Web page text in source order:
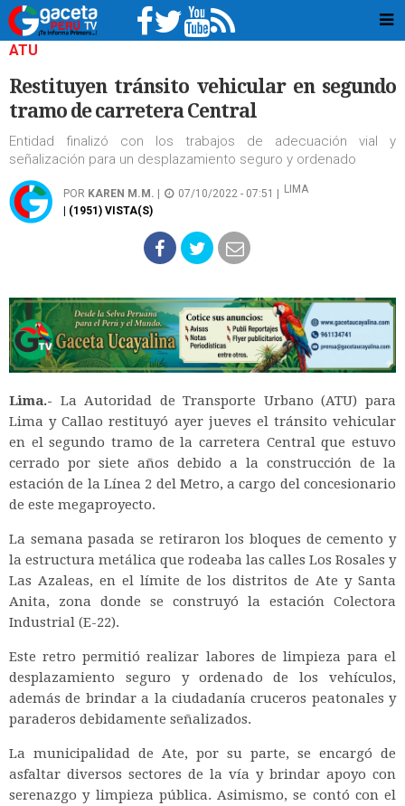
ATU
Restituyen tránsito vehicular en segundo
tramo de carretera Central
Entidad finalizó con los trabajos de adecuación vial y
señalización para un desplazamiento seguro y ordenado
POR KAREN M.M. 07/10/2022 - 07:51 |
LIMA
| (1951) VISTA(S)
Lima.- La Autoridad de Transporte Urbano (ATU) para
Lima y Callao restituyó ayer jueves el tránsito vehicular
en el segundo tramo de la carretera Central que estuvo
cerrado por siete años debido a la construcción de la
estación de la Línea 2 del Metro, a cargo del concesionario
de este megaproyecto.
La semana pasada se retiraron los bloques de cemento y
la estructura metálica que rodeaba las calles Los Rosales y
Las Azaleas, en el límite de los distritos de Ate y Santa
Anita, zona donde se construyó la estación Colectora
Industrial (E-22).
Este retro permitió realizar labores de limpieza para el
desplazamiento seguro y ordenado de los vehículos,
además de brindar a la ciudadanía cruceros peatonales y
paraderos debidamente señalizados.
La municipalidad de Ate, por su parte, se encargó de
asfaltar diversos sectores de la vía y brindar apoyo con
serenazgo y limpieza pública. Asimismo, se contó con el